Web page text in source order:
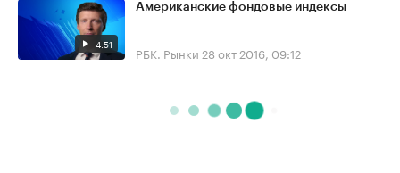
4:51
Американские фондовые индексы
РБК. Рынки 28 окт 2016, 09:12